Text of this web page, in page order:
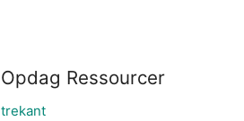
Opdag Ressourcer
trekant